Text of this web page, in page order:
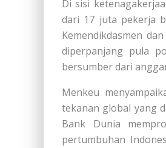
Di sisi
dari 17 juta pekerja
Kemendikdasmen
diperpanjang pula
bersumber dari
Menkeu
tekanan global yang
Bank Dunia
pertumbuhan